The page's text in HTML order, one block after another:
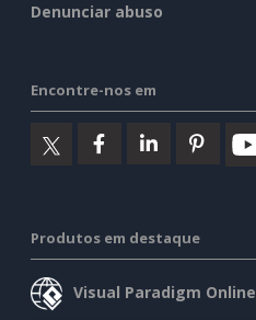
Denunciar abuso
Encontre-nos em
Produtos em destaque
Visual Paradigm Online